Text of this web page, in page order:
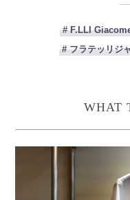
# F.LLI
# フラテッリジ
WHAT